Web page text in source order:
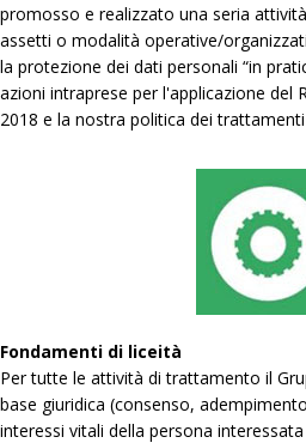
promosso e realizzato una seria
assetti o modalità operative/
la protezione dei dati personali “in
azioni intraprese per l'applicazione del
2018 e la nostra politica dei
Fondamenti di liceità
Per tutte le attività di trattamento il
base giuridica (consenso,
interessi vitali della persona